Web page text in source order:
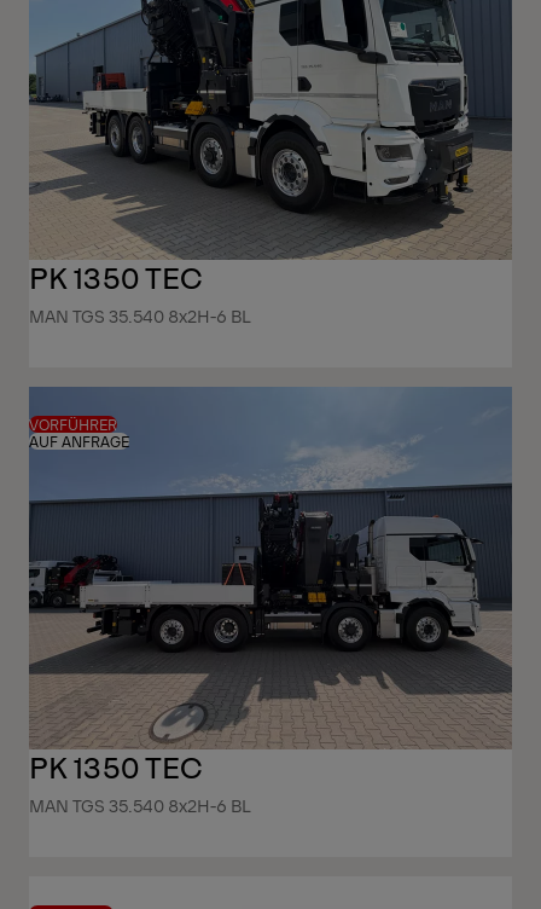
PK 1350 TEC
MAN TGS 35.540 8x2H-6 BL
VORFÜHRER
AUF ANFRAGE
PK 1350 TEC
MAN TGS 35.540 8x2H-6 BL